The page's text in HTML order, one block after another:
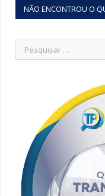
NÃO ENCONTROU O